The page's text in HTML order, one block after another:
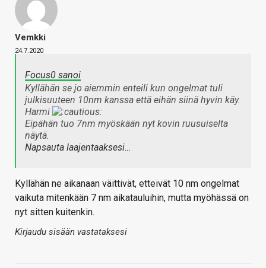
Vemkki
24.7.2020
Focus0 sanoi
Kyllähän se jo aiemmin enteili kun ongelmat tuli
julkisuuteen 10nm kanssa että eihän siinä hyvin käy.
Harmi
Eipähän tuo 7nm myöskään nyt kovin ruusuiselta
näytä.
Napsauta laajentaaksesi…
Kyllähän ne aikanaan väittivät, etteivät 10 nm ongelmat
vaikuta mitenkään 7 nm aikatauluihin, mutta myöhässä on
nyt sitten kuitenkin.
Kirjaudu sisään vastataksesi